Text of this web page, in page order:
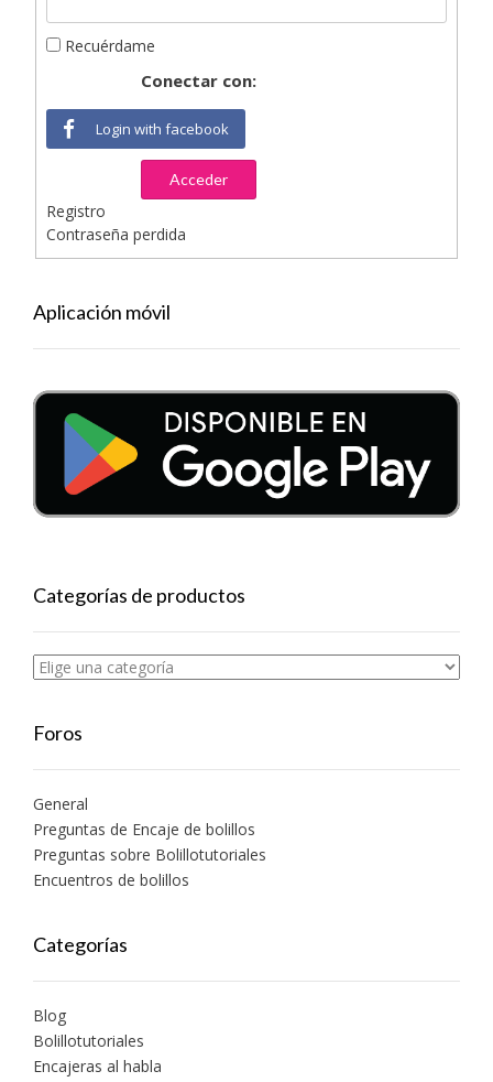
Recuérdame
Conectar con:
Login with facebook
Acceder
Registro
Contraseña perdida
Aplicación móvil
Categorías de productos
Foros
General
Preguntas de Encaje de bolillos
Preguntas sobre Bolillotutoriales
Encuentros de bolillos
Categorías
Blog
Bolillotutoriales
Encajeras al habla